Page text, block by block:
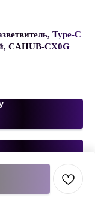
Type-C
CAHUB-CX0G